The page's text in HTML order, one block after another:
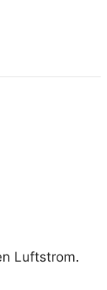
Luftstrom.